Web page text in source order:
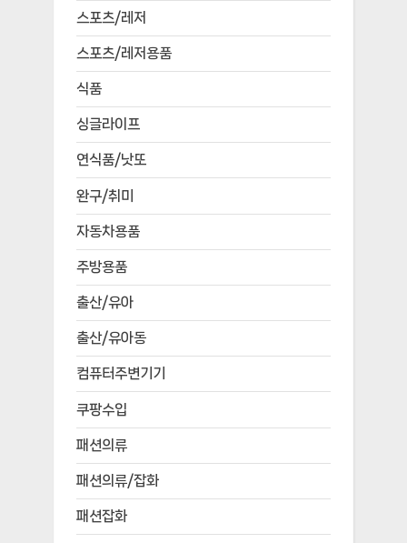
스포츠/레저
스포츠/레저용품
식품
싱글라이프
연식품/낫또
완구/취미
자동차용품
주방용품
출산/유아
출산/유아동
컴퓨터주변기기
쿠팡수입
패션의류
패션의류/잡화
패션잡화